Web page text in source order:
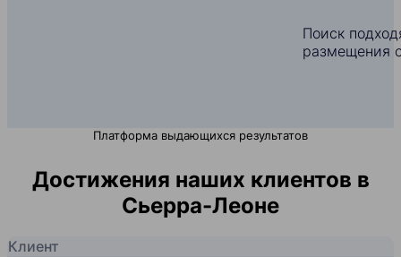
Поиск
размещения
Платформа выдающихся результатов
Достижения наших клиентов в
Сьерра-Леоне
Клиент